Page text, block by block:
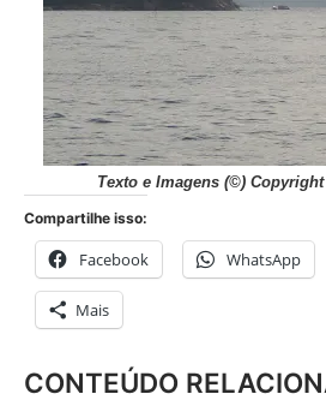
Texto e Imagens (©)
Compartilhe isso:
Facebook WhatsApp
Mais
CONTEÚDO